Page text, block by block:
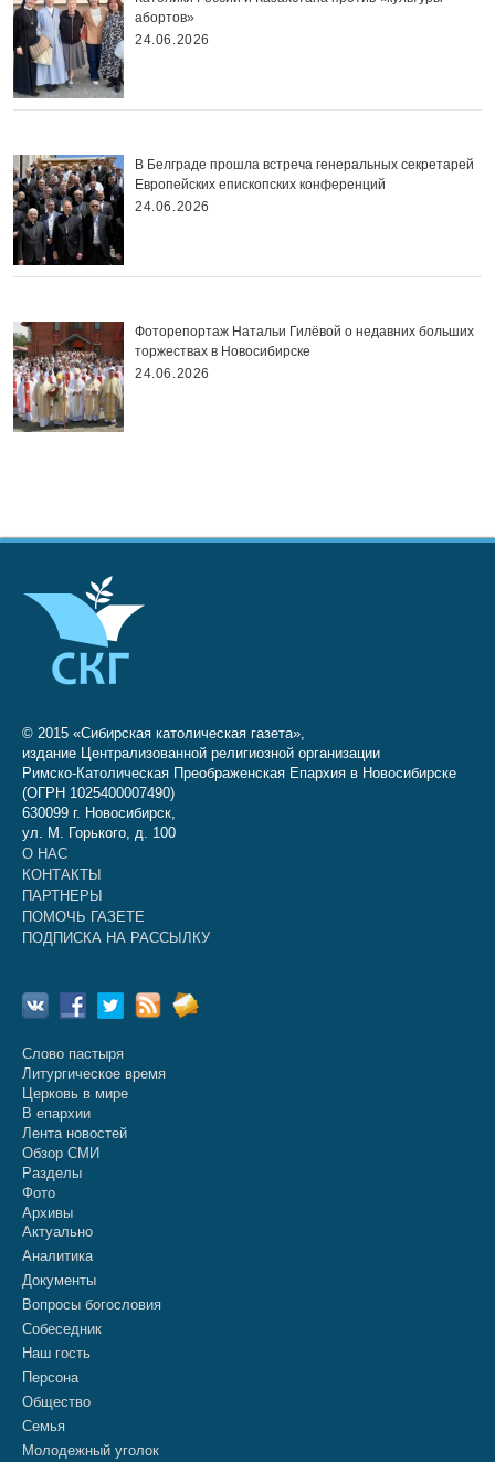
абортов»
24.06.2026
В Белграде прошла встреча генеральных секретарей
Европейских епископских конференций
24.06.2026
Фоторепортаж Натальи Гилёвой о недавних больших
торжествах в Новосибирске
24.06.2026
© 2015 «Сибирская католическая газета»,
издание Централизованной религиозной организации
Римско-Католическая Преображенская Епархия в Новосибирске
(ОГРН 1025400007490)
630099 г. Новосибирск,
ул. М. Горького, д. 100
О НАС
КОНТАКТЫ
ПАРТНЕРЫ
ПОМОЧЬ ГАЗЕТЕ
ПОДПИСКА НА РАССЫЛКУ
Слово пастыря
Литургическое время
Церковь в мире
В епархии
Лента новостей
Обзор СМИ
Разделы
Фото
Архивы
Актуально
Аналитика
Документы
Вопросы богословия
Собеседник
Наш гость
Персона
Общество
Семья
Молодежный уголок